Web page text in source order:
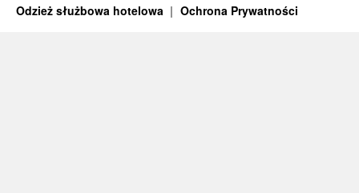
Odzież służbowa hotelowa Ochrona Prywatności